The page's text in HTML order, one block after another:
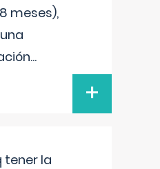
meses),
...
+
tener la